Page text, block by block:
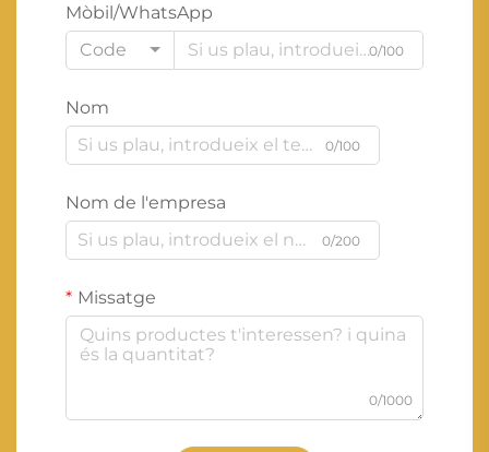
Mòbil/WhatsApp
Code
0/100
Nom
0/100
Nom de l'empresa
0/200
Missatge
0/1000